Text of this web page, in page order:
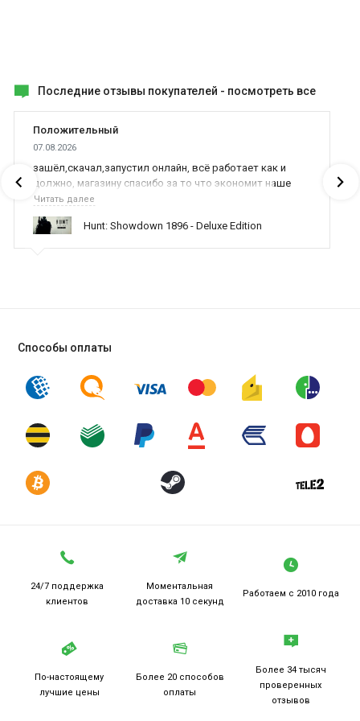
Последние отзывы покупателей - посмотреть все
Положительный
07.08.2026
зашёл,скачал,запустил онлайн, всё работает как и
должно, магазину спасибо за то что экономит наше
время,нервы и деньги, ребята вы красава оказываете
поддержку населению и походу из всех только вы и
оказываете помощь
Читать далее
Hunt: Showdown 1896 - Deluxe Edition
Способы оплаты
24/7 поддержка
клиентов
Моментальная
доставка 10 секунд
Работаем с 2010 года
По-настоящему
лучшие цены
Более 20 способов
оплаты
Более 34 тысяч
проверенных
отзывов